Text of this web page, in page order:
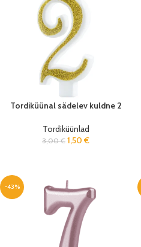
Tordiküünal sädelev kuldne 2
Tordiküünlad
3,00€ 1,50 €
-43%